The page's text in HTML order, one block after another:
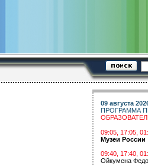
09 августа
ПРОГРАММА
09:05, 17:05,
Музеи России
09:40, 17:40,
Ойкумена